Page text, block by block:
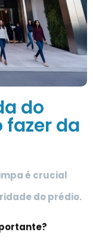
do
da
é crucial
do prédio.